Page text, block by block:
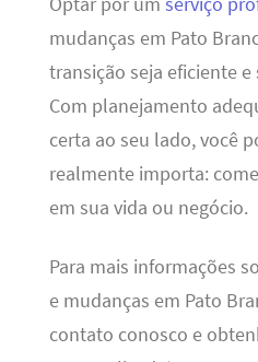
Optar por um serviço
mudanças em Pato
transição seja eficiente
Com planejamento
certa ao seu lado, você
realmente importa:
em sua vida ou negócio.
Para mais informações
e mudanças em Pato
contato conosco e